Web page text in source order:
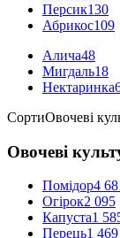
Персик130
Абрикос109
Алича48
Мигдаль18
Нектаринка
СортиОвочеві
Овочеві
Помідор4
Огірок2 095
Капуста1
Перець1 469